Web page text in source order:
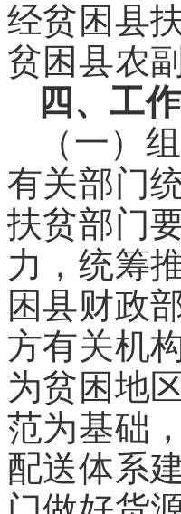
经贫困县
贫困县农
四、工
（一）
有关部门
扶贫部门
力，统筹
困县财政
方有关机
为贫困地
范为基础
配送体系